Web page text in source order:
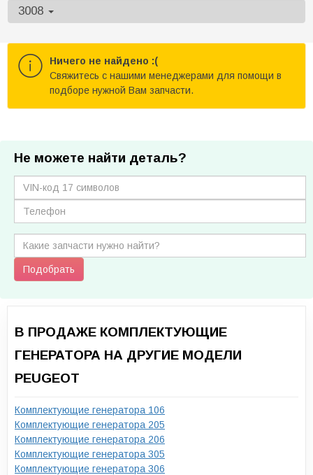
3008
Ничего не найдено :(
Cвяжитесь с нашими менеджерами для помощи в
подборе нужной Вам запчасти.
Не можете найти деталь?
Подобрать
В ПРОДАЖЕ КОМПЛЕКТУЮЩИЕ
ГЕНЕРАТОРА НА ДРУГИЕ МОДЕЛИ
PEUGEOT
Комплектующие генератора 106
Комплектующие генератора 205
Комплектующие генератора 206
Комплектующие генератора 305
Комплектующие генератора 306